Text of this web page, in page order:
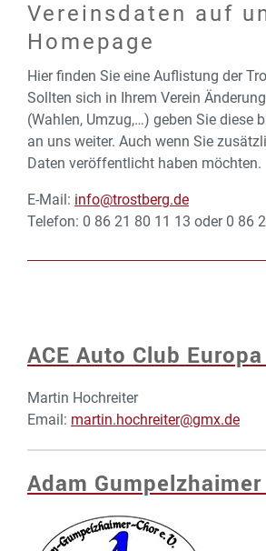
Vereinsdaten auf
Homepage
Hier finden Sie eine Auflistung der
Sollten sich in Ihrem Verein
(Wahlen, Umzug,…) geben Sie diese
an uns weiter. Auch wenn Sie
Daten veröffentlicht haben möchten.
E-Mail: info@trostberg.de
Telefon: 0 86 21 80 11 13 oder 0 86
ACE Auto Club
Martin Hochreiter
Email: martin.hochreiter@gmx.de
Adam Gumpelzhaimer